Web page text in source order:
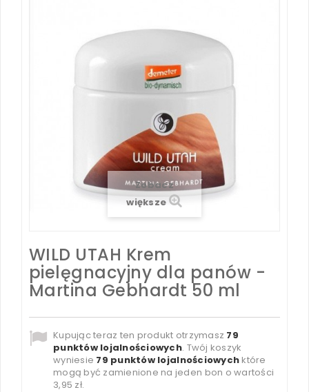
Zobacz
większe
WILD UTAH Krem
pielęgnacyjny dla panów -
Martina Gebhardt 50 ml
Kupując teraz ten produkt otrzymasz 79
punktów lojalnościowych. Twój koszyk
wyniesie 79 punktów lojalnościowych które
mogą być zamienione na jeden bon o wartości
3,95 zł.